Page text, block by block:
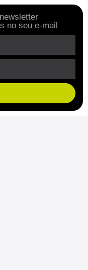
no seu e-mail